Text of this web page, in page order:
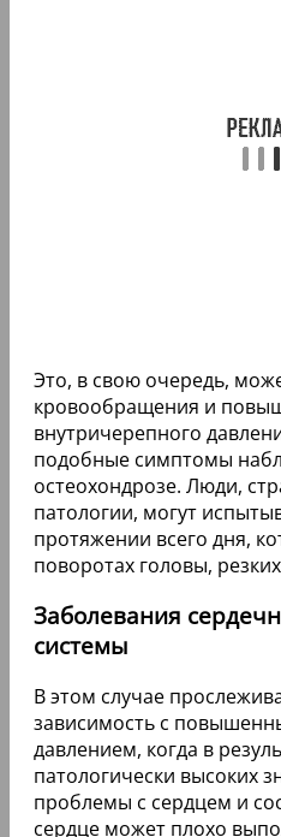
Это, в свою очередь,
кровообращения и
внутричерепного
подобные симптомы
остеохондрозе. Люди,
патологии, могут
протяжении всего дня,
поворотах головы,
Заболевания
системы
В этом случае
зависимость с
давлением, когда в
патологически высоких
проблемы с сердцем и
сердце может плохо